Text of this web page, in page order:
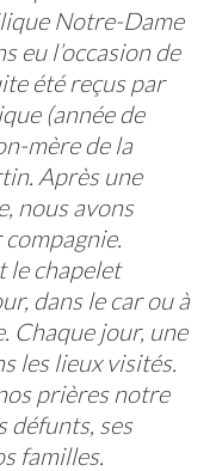
Notre-Dame
eu l’occasion de
été reçus par
(année de
mère de la
Après une
nous avons
le chapelet
dans le car ou à
Chaque jour, une
les lieux visités.
prières notre
défunts, ses
familles.